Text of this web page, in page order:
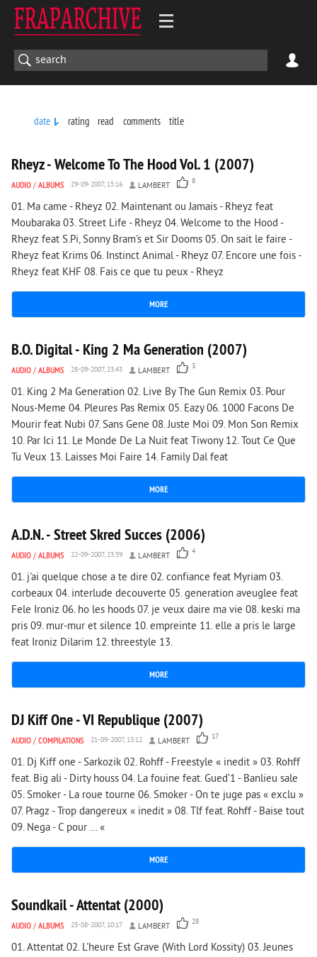
date rating read comments title
Rheyz - Welcome To The Hood Vol. 1 (2007)
AUDIO / ALBUMS 29-09-2007, 15:16 LAMBERT 8
01. Ma came - Rheyz 02. Maintenant ou Jamais - Rheyz feat
Moubaraka 03. Street Life - Rheyz 04. Welcome to the Hood -
Rheyz feat S.Pi, Sonny Bram's et Sir Dooms 05. On sait le faire -
Rheyz feat Krims 06. Instinct Animal - Rheyz 07. Encore une fois -
Rheyz feat KHF 08. Fais ce que tu peux - Rheyz
MORE
3 706 0
B.O. Digital - King 2 Ma Generation (2007)
AUDIO / ALBUMS 28-09-2007, 23:43 LAMBERT 3
01. King 2 Ma Generation 02. Live By The Gun Remix 03. Pour
Nous-Meme 04. Pleures Pas Remix 05. Eazy 06. 1000 Facons De
Mourir feat Nubi 07. Sans Gene 08. Juste Moi 09. Mon Son Remix
10. Par Ici 11. Le Monde De La Nuit feat Tiwony 12. Tout Ce Que
Tu Veux 13. Laisses Moi Faire 14. Family Dal feat
MORE
3 431 0
A.D.N. - Street Skred Succes (2006)
AUDIO / ALBUMS 22-09-2007, 23:59 LAMBERT 4
01. j'ai quelque chose a te dire 02. confiance feat Myriam 03.
corbeaux 04. interlude decouverte 05. generation aveuglee feat
Fele Ironiz 06. ho les hoods 07. je veux daire ma vie 08. keski ma
pris 09. mur-mur et silence 10. empreinte 11. elle a pris le large
feat Ironiz Dilarim 12. threestyle 13.
MORE
5 300 0
DJ Kiff One - VI Republique (2007)
AUDIO / COMPILATIONS 21-09-2007, 13:12 LAMBERT 17
01. Dj Kiff one - Sarkozik 02. Rohff - Freestyle « inedit » 03. Rohff
feat. Big ali - Dirty houss 04. La fouine feat. Gued’1 - Banlieu sale
05. Smoker - La roue tourne 06. Smoker - On te juge pas « exclu »
07. Pragz - Trop dangereux « inedit » 08. Tlf feat. Rohff - Baise tout
09. Nega - C pour … «
MORE
4 953 0
Soundkail - Attentat (2000)
AUDIO / ALBUMS 25-08-2007, 10:17 LAMBERT 28
01. Attentat 02. L'heure Est Grave (With Lord Kossity) 03. Jeunes